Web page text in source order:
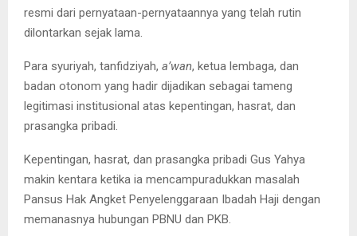
resmi dari pernyataan-pernyataannya yang telah rutin
dilontarkan sejak lama.
Para syuriyah, tanfidziyah, a’wan, ketua lembaga, dan
badan otonom yang hadir dijadikan sebagai tameng
legitimasi institusional atas kepentingan, hasrat, dan
prasangka pribadi.
Kepentingan, hasrat, dan prasangka pribadi Gus Yahya
makin kentara ketika ia mencampuradukkan masalah
Pansus Hak Angket Penyelenggaraan Ibadah Haji dengan
memanasnya hubungan PBNU dan PKB.